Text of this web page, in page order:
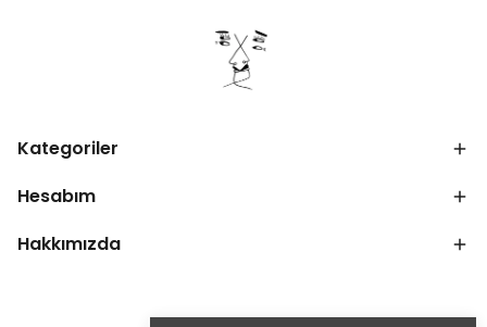
Kategoriler
Hesabım
Hakkımızda